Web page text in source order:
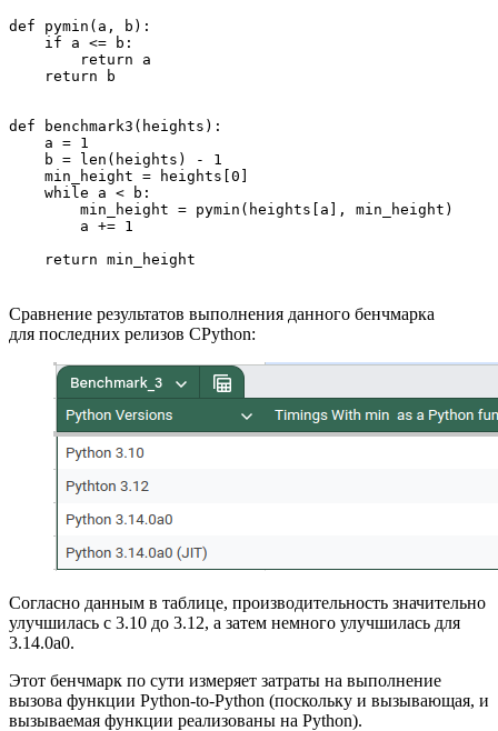
def pymin(a, b):
    if a <= b:
        return a
    return b
def benchmark3(heights):
    a = 1
    b = len(heights) - 1
    min_height = heights[0]
    while a < b:
        min_height = pymin(heights[a], min_height)
        a += 1
    return min_height
Сравнение результатов выполнения данного бенчмарка
для последних релизов CPython:
Согласно данным в таблице, производительность значительно
улучшилась с 3.10 до 3.12, а затем немного улучшилась для
3.14.0a0.
Этот бенчмарк по сути измеряет затраты на выполнение
вызова функции Python‑to‑Python (поскольку и вызывающая, и
вызываемая функции реализованы на Python).